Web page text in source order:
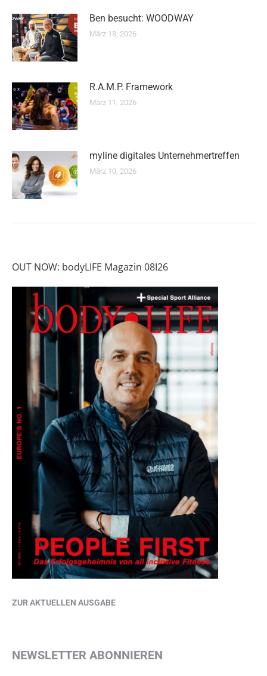
Ben besucht: WOODWAY
März 18, 2026
R.A.M.P. Framework
März 11, 2026
myline digitales Unternehmertreffen
März 10, 2026
OUT NOW: bodyLIFE Magazin 08I26
ZUR AKTUELLEN AUSGABE
NEWSLETTER ABONNIEREN